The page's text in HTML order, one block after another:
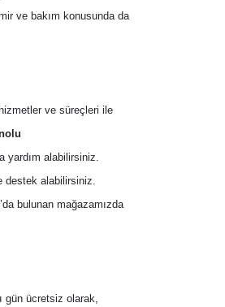
ve bakım konusunda da
ve süreçleri ile
yardım alabilirsiniz.
destek alabilirsiniz.
bulunan mağazamızda
gün ücretsiz olarak,